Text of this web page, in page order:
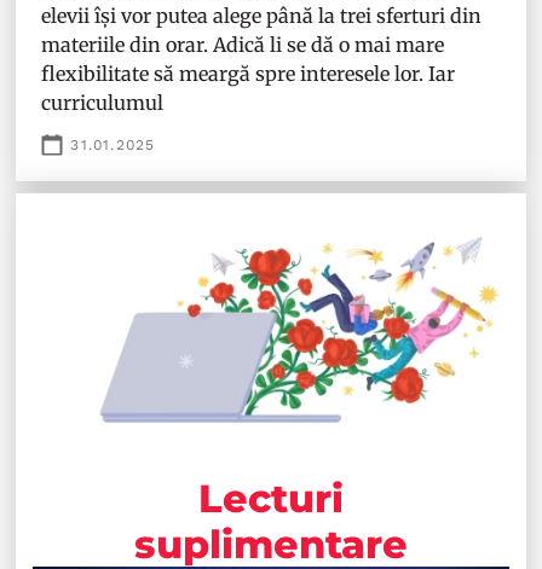
elevii își vor putea alege până la trei sferturi din
materiile din orar. Adică li se dă o mai mare
flexibilitate să meargă spre interesele lor. Iar
curriculumul
31.01.2025
Lecturi
suplimentare